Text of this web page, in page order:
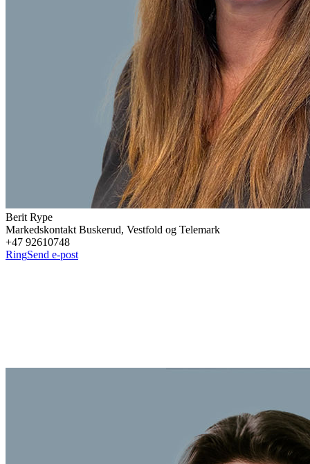
Berit Rype
Markedskontakt Buskerud, Vestfold og Telemark
+47 92610748
RingSend e-post